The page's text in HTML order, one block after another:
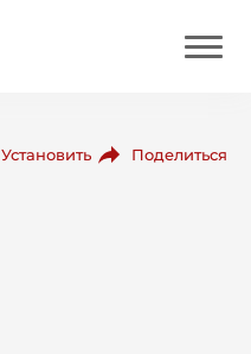
Установить Поделиться